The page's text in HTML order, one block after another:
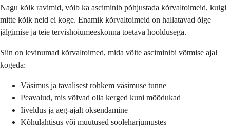
Nagu kõik ravimid, võib ka asciminib põhjustada kõrvaltoimeid, kuigi
mitte kõik neid ei koge. Enamik kõrvaltoimeid on hallatavad õige
jälgimise ja teie tervishoiumeeskonna toetava hooldusega.
Siin on levinumad kõrvaltoimed, mida võite asciminibi võtmise ajal
kogeda:
Väsimus ja tavalisest rohkem väsimuse tunne
Peavalud, mis võivad olla kerged kuni mõõdukad
Iiveldus ja aeg-ajalt oksendamine
Kõhulahtisus või muutused sooleharjumustes